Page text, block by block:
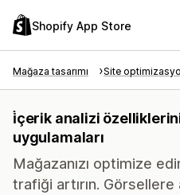
Shopify App Store
Mağaza tasarımı Site
i̇çerik analizi
uygulamaları
Mağazanızı optimize
trafiği artırın.